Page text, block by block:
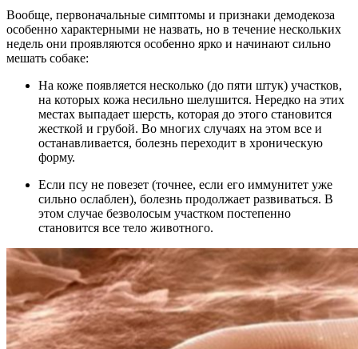
Вообще, первоначальные симптомы и признаки демодекоза
особенно характерными не назвать, но в течение нескольких
недель они проявляются особенно ярко и начинают сильно
мешать собаке:
На коже появляется несколько (до пяти штук) участков,
на которых кожа несильно шелушится. Нередко на этих
местах выпадает шерсть, которая до этого становится
жесткой и грубой. Во многих случаях на этом все и
останавливается, болезнь переходит в хроническую
форму.
Если псу не повезет (точнее, если его иммунитет уже
сильно ослаблен), болезнь продолжает развиваться. В
этом случае безволосым участком постепенно
становится все тело животного.